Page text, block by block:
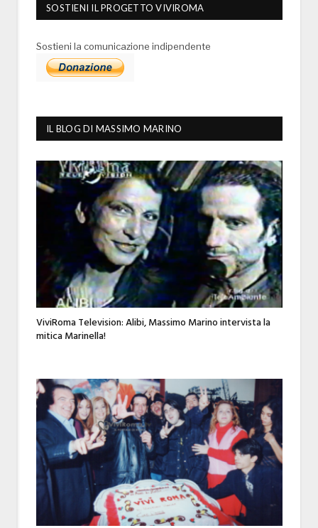
SOSTIENI IL PROGETTO VIVIROMA
Sostieni la comunicazione indipendente
IL BLOG DI MASSIMO MARINO
ViviRoma Television: Alibi, Massimo Marino intervista la
mitica Marinella!